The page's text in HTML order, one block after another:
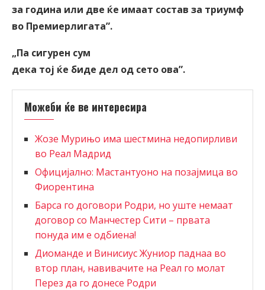
за година или две ќе имаат состав за триумф
во Премиерлигата”.
„Па сигурен сум
дека тој ќе биде дел од сето ова”.
Можеби ќе ве интересира
Жозе Мурињо има шестмина недопирливи
во Реал Мадрид
Официјално: Мастантуоно на позајмица во
Фиорентина
Барса го договори Родри, но уште немаат
договор со Манчестер Сити – првата
понуда им е одбиена!
Диоманде и Винисиус Жуниор паднаа во
втор план, навивачите на Реал го молат
Перез да го донесе Родри